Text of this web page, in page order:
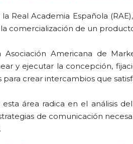
Real Academia Española
comercialización de un
Americana de
y ejecutar la concepción,
para crear intercambios que
esta área radica en el análisis
de comunicación